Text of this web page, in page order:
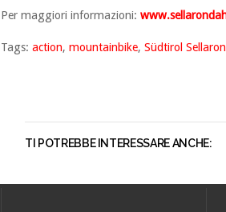
Per maggiori informazioni:
Tags: action, mountainbike, Südtirol
TI POTREBBE INTERESSARE ANCHE: